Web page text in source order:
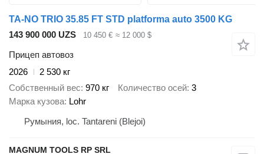
TA-NO TRIO 35.85 FT STD platforma auto 3500 KG
143 900 000 UZS
10 450 € ≈ 12 000 $
Прицеп автовоз
2026
2 530 кг
Собственный вес 970 кг Количество осей 3
Марка кузова Lohr
Румыния, loc. Tantareni (Blejoi)
MAGNUM TOOLS RP SRL